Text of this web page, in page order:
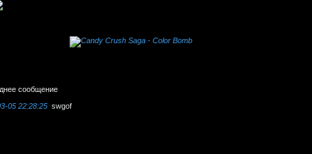
сообщение
05 22:28:25 swgof